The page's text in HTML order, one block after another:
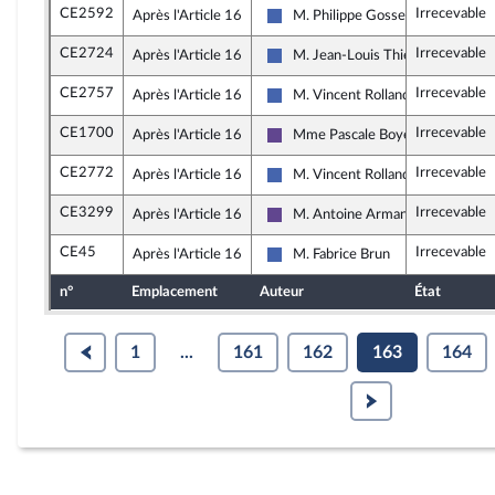
CE2592 Après l'Article 16
Les Républicains
M. Philippe GosselinIrrecevable
CE2724 Après l'Article 16
Les Républicains
M. Jean-Louis ThiériotIrrecevable
CE2757 Après l'Article 16
Les Républicains
M. Vincent Rolland Irrecevable
CE1700 Après l'Article 16
Renaissance
Mme Pascale Boyer Irrecevable
CE2772 Après l'Article 16
Les Républicains
M. Vincent Rolland Irrecevable
CE3299 Après l'Article 16
Renaissance
M. Antoine Armand Irrecevable
CE45 Après l'Article 16
Les Républicains
M. Fabrice Brun Irrecevable
n° Emplacement Auteur État
1 ... 161 162 163 164